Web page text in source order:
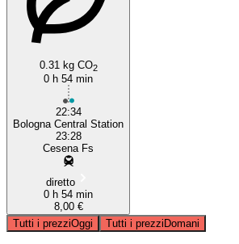
0.31 kg CO2
0 h 54 min
22:34
Bologna Central Station
23:28
Cesena Fs
diretto
0 h 54 min
8,00 €
Tutti i prezziOggi Tutti i prezziDomani